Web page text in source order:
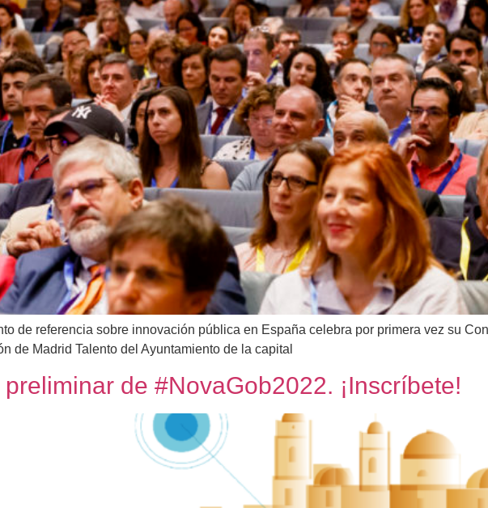
de referencia sobre innovación pública en España celebra por primera vez su
de Madrid Talento del Ayuntamiento de la capital
de #NovaGob2022. ¡Inscríbete!